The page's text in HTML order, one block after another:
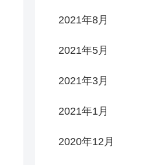
2021年8月
2021年5月
2021年3月
2021年1月
2020年12月